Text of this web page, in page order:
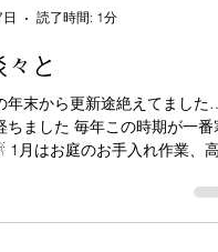
日
読了時間: 1分
々と
年末から更新途絶えてました…
月はお庭のお手入れ作業、高
いました🙏 2月から庭のお手